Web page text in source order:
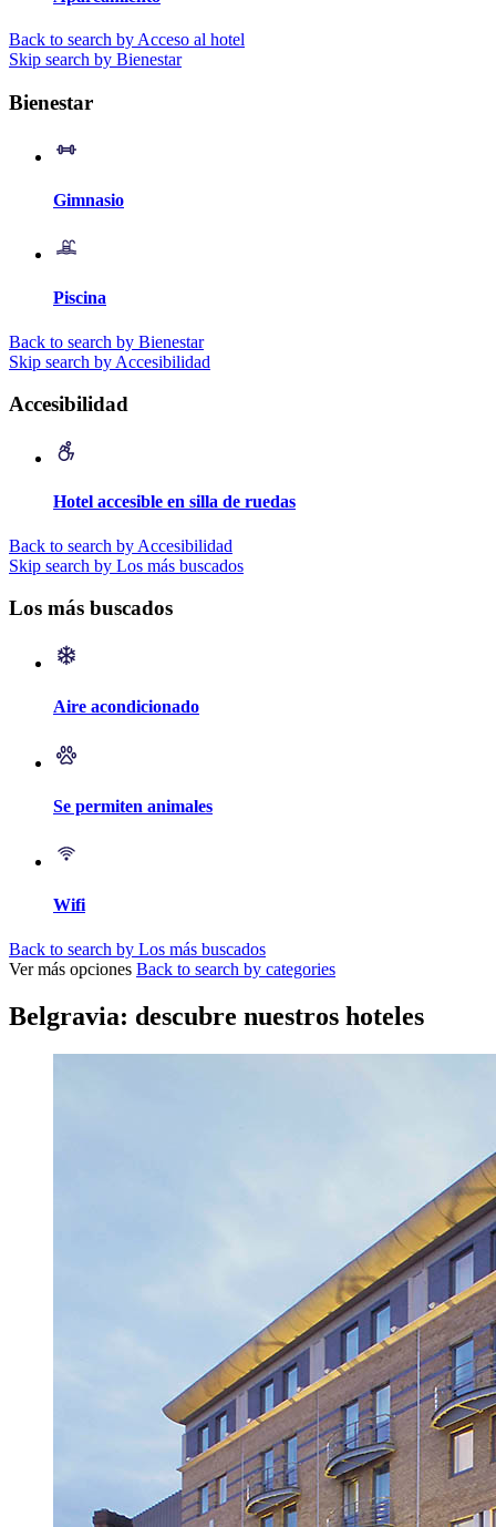
Back to search by Acceso al hotel
Skip search by Bienestar
Bienestar
Gimnasio
Piscina
Back to search by Bienestar
Skip search by Accesibilidad
Accesibilidad
Hotel accesible en silla de ruedas
Back to search by Accesibilidad
Skip search by Los más buscados
Los más buscados
Aire acondicionado
Se permiten animales
Wifi
Back to search by Los más buscados
Ver más opciones Back to search by categories
Belgravia: descubre nuestros hoteles